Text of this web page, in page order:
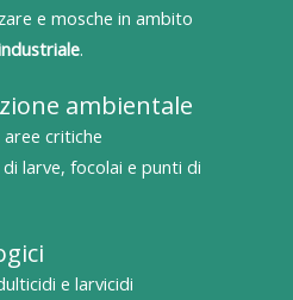
e mosche in ambito
.
ambientale
aree critiche
larve, focolai e punti di
e larvicidi